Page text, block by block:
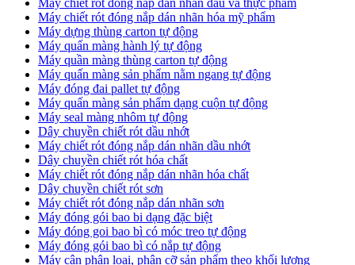
Máy chiết rót đóng nắp dán nhãn hóa mỹ phẩm
Máy dựng thùng carton tự động
Máy quấn màng hành lý tự động
Máy quần màng thùng carton tự động
Máy quấn màng sản phẩm nằm ngang tự động
Máy đóng đai pallet tự động
Máy quấn màng sản phẩm dạng cuộn tự động
Máy seal màng nhôm tự động
Dây chuyền chiết rót dầu nhớt
Máy chiết rót đóng nắp dán nhãn dầu nhớt
Dây chuyền chiết rót hóa chất
Máy chiết rót đóng nắp dán nhãn hóa chất
Dây chuyền chiết rót sơn
Máy chiết rót đóng nắp dán nhãn sơn
Máy đóng gói bao bi dạng đặc biệt
Máy đóng goi bao bì có móc treo tự động
Máy đóng gói bao bì có nắp tự động
Máy cân phân loại, phân cỡ sản phẩm theo khối lượng